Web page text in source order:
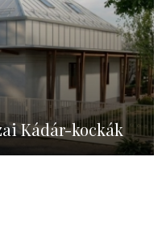
Kádár-kockák